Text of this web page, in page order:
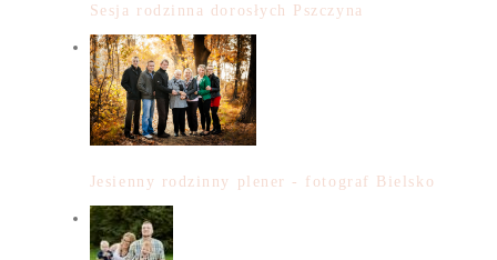
Sesja rodzinna dorosłych Pszczyna
Jesienny rodzinny plener - fotograf Bielsko